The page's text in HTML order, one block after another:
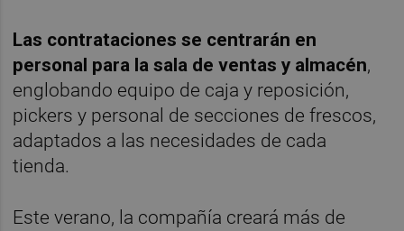
Las contrataciones se centrarán en
personal para la sala de ventas y almacén,
englobando equipo de caja y reposición,
pickers y personal de secciones de frescos,
adaptados a las necesidades de cada
tienda.
Este verano, la compañía creará más de